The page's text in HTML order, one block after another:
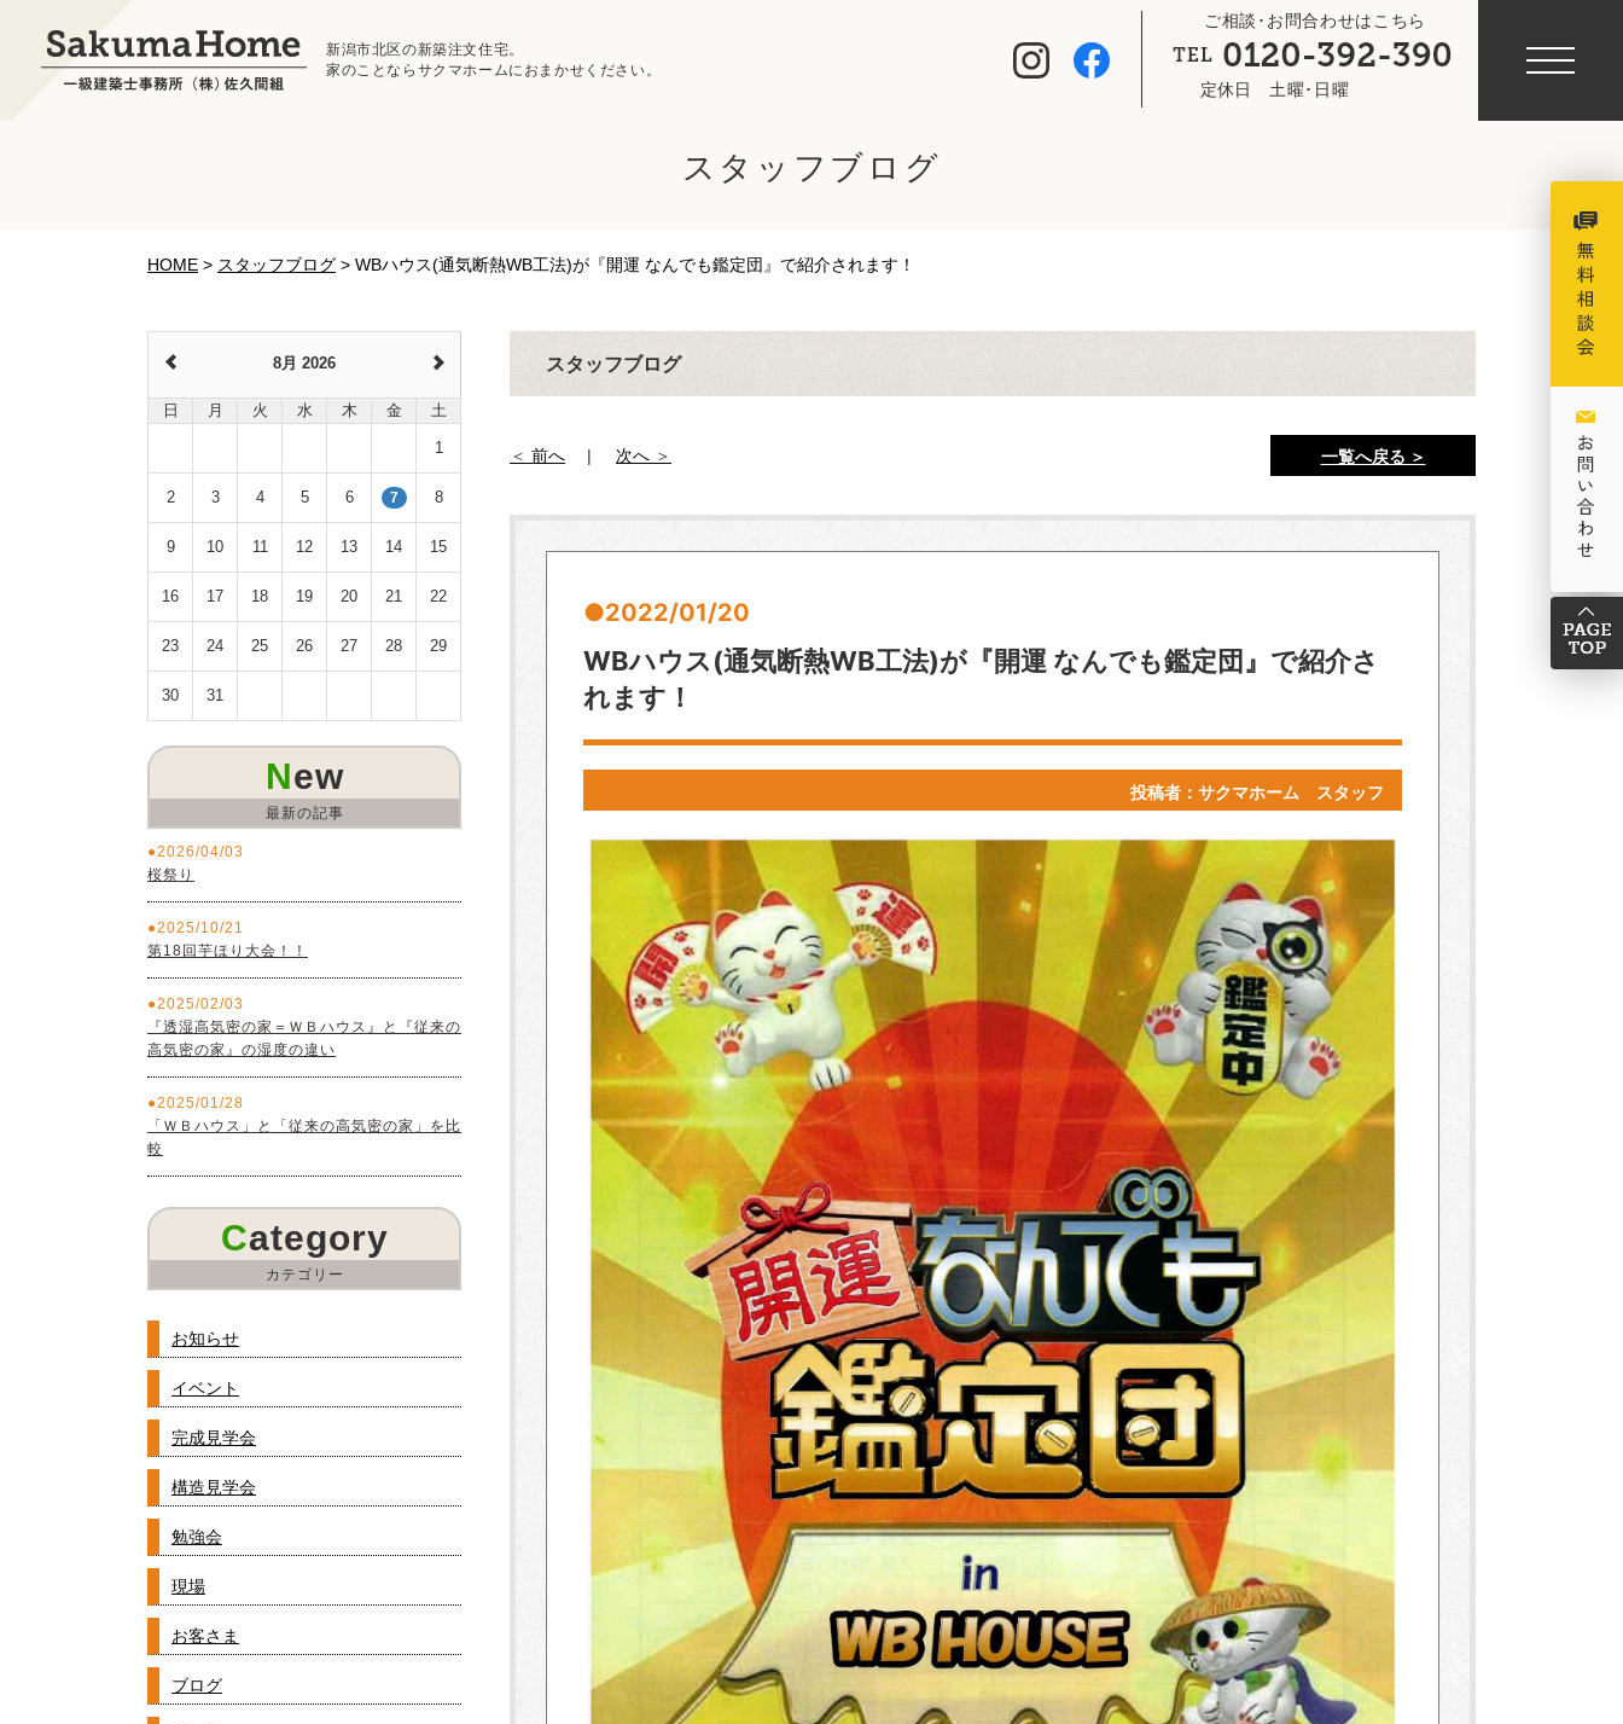
新潟市北区の新築注文住宅。
家のことならサクマホームにおまかせください。
ご相談･お問合わせはこちら
定休日 土曜･日曜
スタッフブログ
HOME > スタッフブログ > WBハウス(通気断熱WB工法)が『開運 なんでも鑑定団』で紹介されます！
スタッフブログ
前へ 次へ 一覧へ戻る ＞
2022/01/20
WBハウス(通気断熱WB工法)が『開運 なんでも鑑定団』で紹介さ
れます！
投稿者：サクマホーム スタッフ
8月 2026
日 月 火 水 木 金 土
1
2 3 4 5 6 7 8
9 10 11 12 13 14 15
16 17 18 19 20 21 22
23 24 25 26 27 28 29
30 31
New
最新の記事
2026/04/03
桜祭り
2025/10/21
第18回芋ほり大会！！
2025/02/03
『透湿高気密の家＝ＷＢハウス』と『従来の
高気密の家』の湿度の違い
2025/01/28
「ＷＢハウス」と「従来の高気密の家」を比
較
Category
カテゴリー
お知らせ
イベント
完成見学会
構造見学会
勉強会
現場
お客さま
ブログ